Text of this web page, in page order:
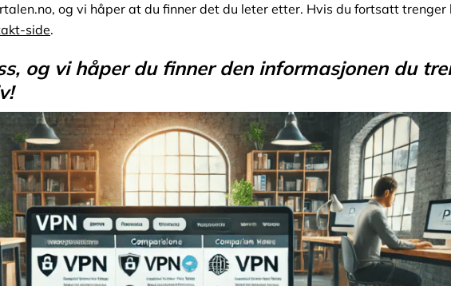
og vi håper at du finner det du leter etter. Hvis du fortsatt trenger
side.
og vi håper du finner den informasjonen du